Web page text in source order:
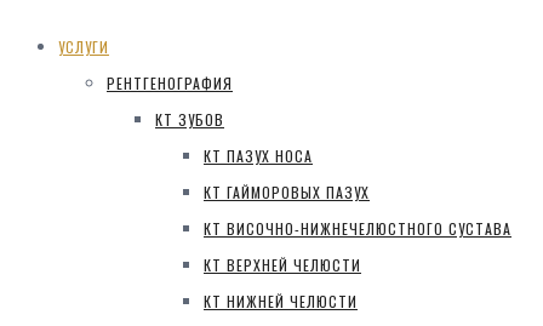
УСЛУГИ
РЕНТГЕНОГРАФИЯ
КТ ЗУБОВ
КТ ПАЗУХ НОСА
КТ ГАЙМОРОВЫХ ПАЗУХ
КТ ВИСОЧНО-НИЖНЕЧЕЛЮСТНОГО СУСТАВА
КТ ВЕРХНЕЙ ЧЕЛЮСТИ
КТ НИЖНЕЙ ЧЕЛЮСТИ